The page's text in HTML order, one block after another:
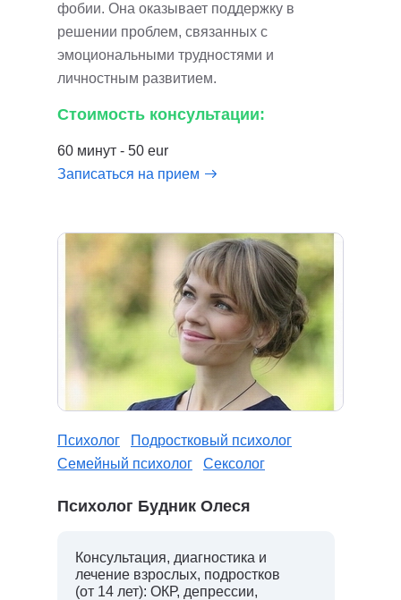
фобии. Она оказывает поддержку в
решении проблем, связанных с
эмоциональными трудностями и
личностным развитием.
Стоимость консультации:
60 минут - 50 eur
Записаться на прием
Психолог
Подростковый психолог
Семейный психолог
Сексолог
Психолог Будник Олеся
Консультация, диагностика и
лечение взрослых, подростков
(от 14 лет): ОКР, депрессии,